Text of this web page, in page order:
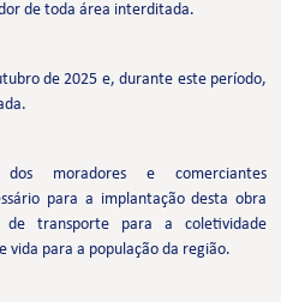
de toda área interditada.
de 2025 e, durante este período,
dos moradores e comerciantes
para a implantação desta obra
transporte para a coletividade
vida para a população da região.